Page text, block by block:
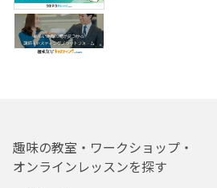
趣味の教室・ワークショップ・
オンラインレッスンを探す